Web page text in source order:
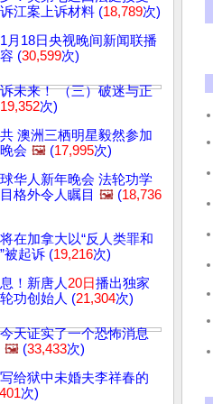
江案上诉材料 (18,789次)
月18日央视晚间新闻联播
(30,599次)
未来！ （三）破迷与正
19,352次)
澳洲三栖明星毅然参加
会 🖼️ (17,995次)
华人新年晚会 法轮功学
格外令人瞩目 🖼️ (18,736
在加拿大以“反人类罪和
被起诉 (19,216次)
！新唐人 20日播出独家
功创始人 (21,304次)
天证实了一个恐怖消息
🖼️ (33,433次)
给狱中未婚夫李祥春的
次)